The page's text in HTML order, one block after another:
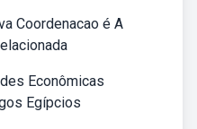
Coordenacao é A
Econômicas
Egípcios